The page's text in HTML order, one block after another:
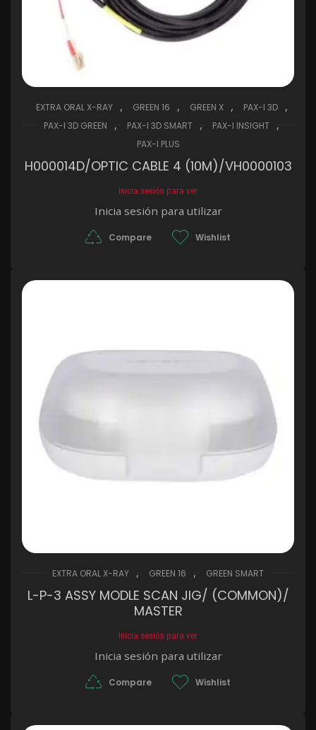
EXTRA ORAL X-RAY , GREEN 16 , GREEN X , PAX-I 3D ,
PAX-I 3D GREEN , PAX-I 3D SMART , PAX-I INSIGHT ,
PAX-I PLUS
H000014D/OPTIC CABLE 4 (10M)/VH0000103
Inicia sesión para ver
Inicia sesión para utilizar
Compare Wishlist
EXTRA ORAL X-RAY , GREEN 16 , GREEN SMART
L-P-3 ASSY MODLE SCAN JIG/ (COMMON)/
MASTER
Inicia sesión para ver
Inicia sesión para utilizar
Compare Wishlist